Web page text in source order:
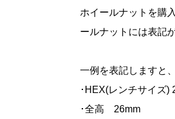
ホイールナットを購
ールナットには表記
一例を表記しますと、
･HEX(レンチサイズ)
･全高 26mm